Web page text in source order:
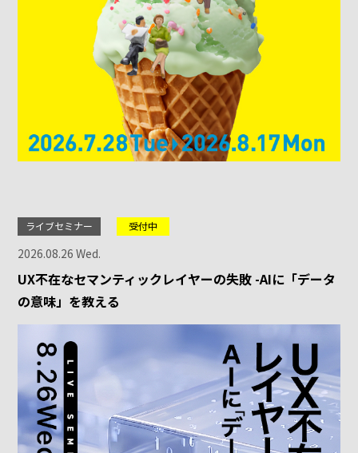
ライブセミナー 受付中
2026.08.26 Wed.
UX不在なセマンティックレイヤーの失敗 -AIに「データ
の意味」を教える